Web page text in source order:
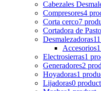
Cabezales
Compresores4
Corta cerco7
Cortadora de Pasto
Desmalezadoras
Accesorios
Electrosierras1
Generadores2
Hoyadoras1
Lijadoras0